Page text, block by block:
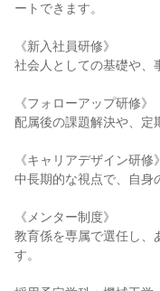
ートできます。
《新入社員研修》
社会人としての基礎や、
《フォローアップ研修》
配属後の課題解決や、定
《キャリアデザイン研修》
中長期的な視点で、自身
《メンター制度》
教育係を専属で選任し、
す。